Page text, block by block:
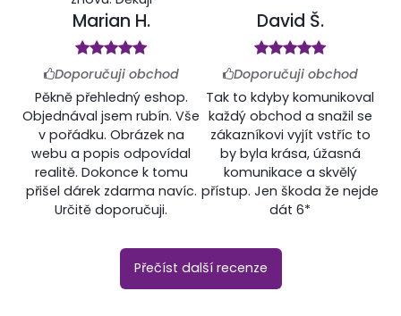
Marian H.
Doporučuji obchod
Pěkně přehledný eshop.
Objednával jsem rubín. Vše
v pořádku. Obrázek na
webu a popis odpovídal
realitě. Dokonce k tomu
přišel dárek zdarma navíc.
Určitě doporučuji.
David Š.
Doporučuji obchod
Tak to kdyby komunikoval
každý obchod a snažil se
zákazníkovi vyjít vstříc to
by byla krása, úžasná
komunikace a skvělý
přístup. Jen škoda že nejde
dát 6*
Přečíst další recenze